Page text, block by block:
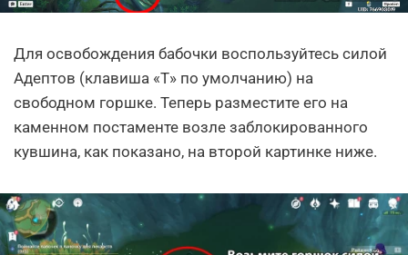
Для освобождения бабочки воспользуйтесь силой
Адептов (клавиша «Т» по умолчанию) на
свободном горшке. Теперь разместите его на
каменном постаменте возле заблокированного
кувшина, как показано, на второй картинке ниже.